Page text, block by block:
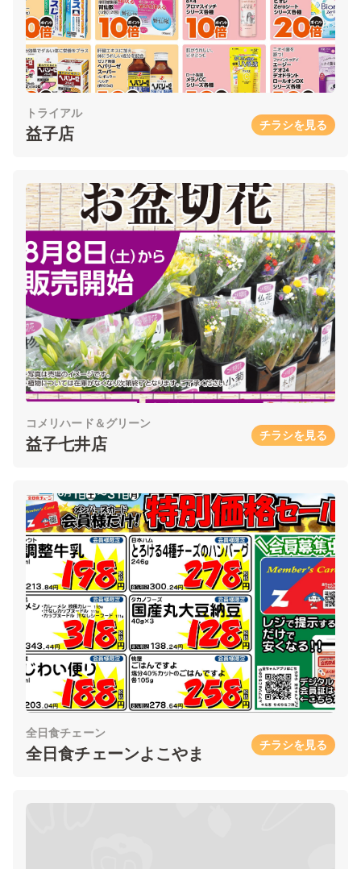
トライアル
益子店 チラシを見る
コメリハード＆グリーン
益子七井店 チラシを見る
全日食チェーン
全日食チェーンよこやま チラシを見る